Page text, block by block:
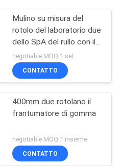
Mulino su misura del
rotolo del laboratorio due
dello SpA del rullo con il
dispositivo di protezione
di emergenza
negotiable MOQ:1 set
CONTATTO
400mm due rotolano il
frantumatore di gomma
negotiable MOQ:1 insieme
CONTATTO